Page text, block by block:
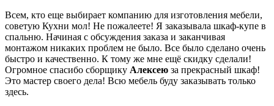
Всем, кто еще выбирает компанию для изготовления мебели,
советую Кухни мол! Не пожалеете! Я заказывала шкаф-купе в
спальню. Начиная с обсуждения заказа и заканчивая
монтажом никаких проблем не было. Все было сделано очень
быстро и качественно. К тому же мне ещё скидку сделали!
Огромное спасибо сборщику Алексею за прекрасный шкаф!
Это мастер своего дела! Всю мебель буду заказывать только
здесь.